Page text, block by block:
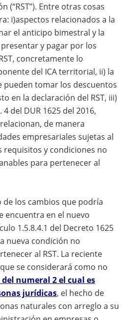
(“RST”). Entre otras cosas
i)aspectos relacionados a la
el anticipo bimestral y la
y pagar por los
concretamente lo
del ICA territorial, ii) la
pueden tomar los descuentos
en la declaración del RST, iii)
del DUR 1625 del 2016,
de manera
empresariales sujetas al
requisitos y condiciones no
para pertenecer al
los cambios que podría
encuentra en el nuevo
1.5.8.4.1 del Decreto 1625
nueva condición no
al RST. La reciente
se considerará como no
numeral 2 el cual es
jurídicas, el hecho de
naturales con arreglo a su